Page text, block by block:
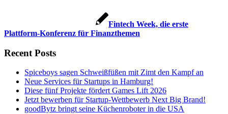
Fintech Week, die erste
Plattform-Konferenz für Finanzthemen
Recent Posts
Spiceboys sagen Schweißfüßen mit Zimt den Kampf an
Neue Services für Startups in Hamburg!
Diese fünf Projekte fördert Games Lift 2026
Jetzt bewerben für Startup-Wettbewerb Next Big Brand!
goodBytz bringt seine Küchenroboter in die USA